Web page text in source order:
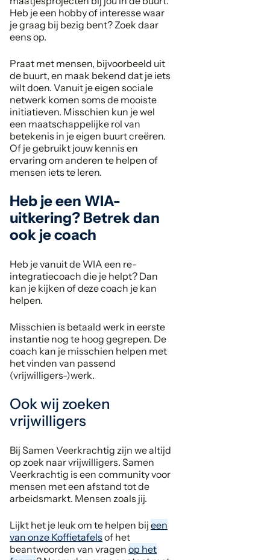
Heb je een hobby of interesse waar
je graag bij bezig bent? Zoek daar
eens op.
Praat met mensen, bijvoorbeeld uit
de buurt, en maak bekend dat je iets
wilt doen. Vanuit je eigen sociale
netwerk komen soms de mooiste
initiatieven. Misschien kun je wel
een maatschappelijke rol van
betekenis in je eigen buurt creëren.
Of je gebruikt jouw kennis en
ervaring om anderen te helpen of
mensen iets te leren.
Heb je een WIA-
uitkering? Betrek dan
ook je coach
Heb je vanuit de WIA een re-
integratiecoach die je helpt? Dan
kan je kijken of deze coach je kan
helpen.
Misschien is betaald werk in eerste
instantie nog te hoog gegrepen. De
coach kan je misschien helpen met
het vinden van passend
(vrijwilligers-)werk.
Ook wij zoeken
vrijwilligers
Bij Samen Veerkrachtig zijn we altijd
op zoek naar vrijwilligers. Samen
Veerkrachtig is een community voor
mensen met een afstand tot de
arbeidsmarkt. Mensen zoals jij.
Lijkt het je leuk om te helpen bij een
van onze Koffietafels of het
beantwoorden van vragen op het